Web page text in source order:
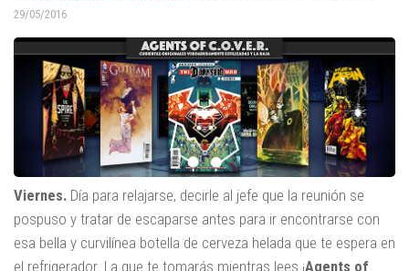
29/05/2016
Viernes. Día para relajarse, decirle al jefe que la reunión se
pospuso y tratar de escaparse antes para ir encontrarse con
esa bella y curvilínea botella de cerveza helada que te espera en
el refrigerador. La que te tomarás mientras lees ¡Agents of